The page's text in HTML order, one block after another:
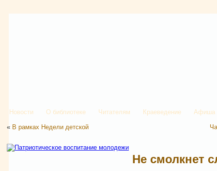
Новости О библиотеке Читателям Краеведение Афиша
« В рамках Недели детской
Не смолкнет